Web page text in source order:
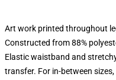
Art work printed throughout
Constructed from 88%
Elastic waistband and
transfer. For in-between